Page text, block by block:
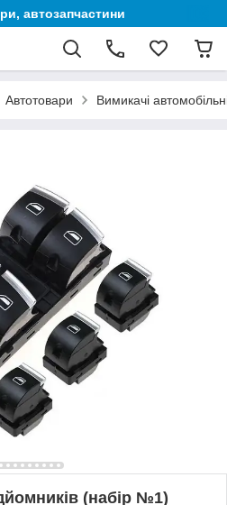
автозапчастини
Автотовари Вимикачі
(набір №1)